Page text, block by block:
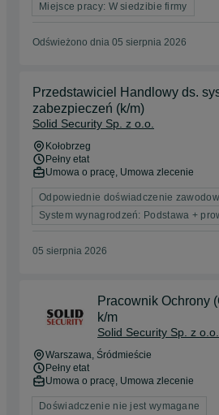
Miejsce pracy: W siedzibie firmy
Odświeżono dnia 05 sierpnia 2026
Przedstawiciel Handlowy ds.
zabezpieczeń (k/m)
Solid Security Sp. z o.o.
Kołobrzeg
Pełny etat
Umowa o pracę, Umowa zlecenie
Odpowiednie doświadczenie
System wynagrodzeń: Podstawa +
05 sierpnia 2026
Pracownik Ochrony
k/m
Solid Security Sp. z o.o.
Warszawa, Śródmieście
Pełny etat
Umowa o pracę, Umowa zlecenie
Doświadczenie nie jest wymagane